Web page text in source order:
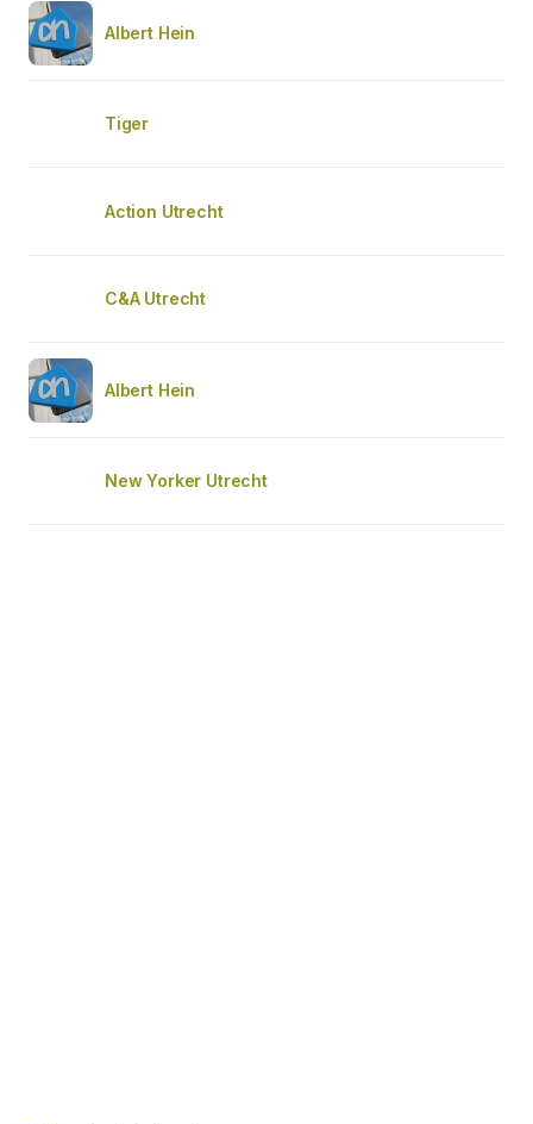
Albert Hein
Tiger
Action Utrecht
C&A Utrecht
Albert Hein
New Yorker Utrecht